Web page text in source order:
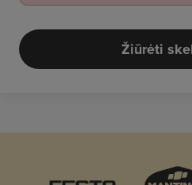
Žiūrėti